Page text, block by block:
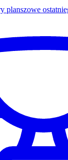
planszowe